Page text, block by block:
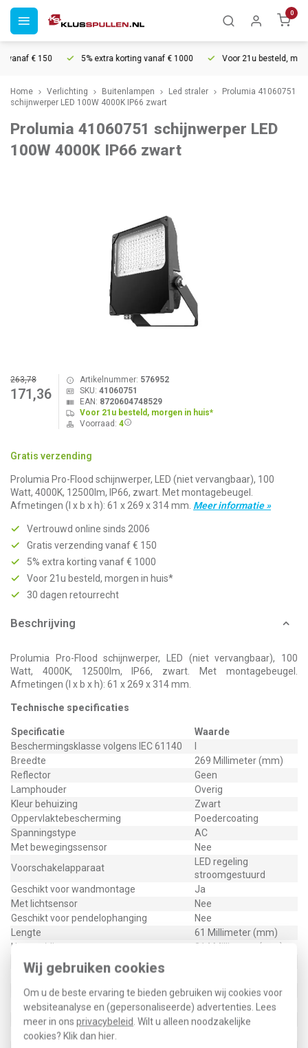
Wij gebruiken cookies
Om u de beste ervaring te bieden gebruiken wij cookies voor
websiteanalyse en (gepersonaliseerde) advertenties. Lees
meer in ons privacybeleid . Wilt u alleen noodzakelijke
cookies? Klik dan hier
0
€ 150 5% extra korting vanaf € 1000 Voor 21u besteld,
Home Verlichting Buitenlampen Led straler
Prolumia 41060751
schijnwerper LED 100W 4000K IP66 zwart
Prolumia 41060751 schijnwerper LED
100W 4000K IP66 zwart
263,78
171,36
Artikelnummer: 576952
SKU: 41060751
EAN: 8720604748529
Voor 21u besteld, morgen in huis*
Voorraad: 4
Gratis verzending
Prolumia Pro-Flood schijnwerper, LED (niet vervangbaar), 100
Watt, 4000K, 12500lm, IP66, zwart. Met montagebeugel.
Afmetingen (l x b x h): 61 x 269 x 314 mm. Meer informatie »
Vertrouwd online sinds 2006
Gratis verzending vanaf € 150
5% extra korting vanaf € 1000
Voor 21u besteld, morgen in huis*
30 dagen retourrecht
Beschrijving
Prolumia Pro-Flood schijnwerper, LED (niet vervangbaar), 100
Watt, 4000K, 12500lm, IP66, zwart. Met montagebeugel.
Afmetingen (l x b x h): 61 x 269 x 314 mm.
Technische specificaties
Specificatie
Waarde
Beschermingsklasse volgens IEC 61140
Breedte
269 Millimeter (mm)
Reflector
Geen
Lamphouder
Overig
Kleur behuizing
Zwart
Oppervlaktebescherming
Poedercoating
Spanningstype
AC
Met bewegingssensor
Nee
Voorschakelapparaat
LED regeling
stroomgestuurd
Geschikt voor wandmontage
Ja
Met lichtsensor
Nee
Geschikt voor pendelophanging
Nee
Lengte
61 Millimeter (mm)
Hoogte/diepte
314 Millimeter (mm)
Materiaal behuizing
Lamptype
Lichtuittrede
Direct
Lichtverdeling
Asymmetrisch
Materiaal afdekking
Glas transparant
Nom. spanning